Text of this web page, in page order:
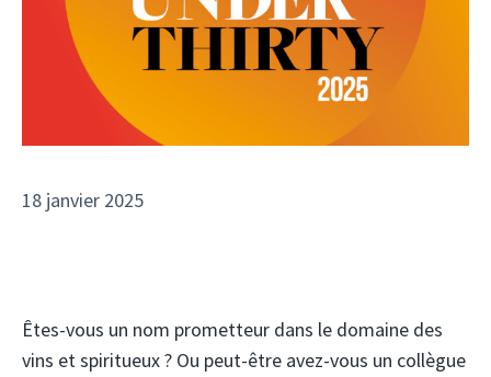
18 janvier 2025
Êtes-vous un nom prometteur dans le domaine des
vins et spiritueux ? Ou peut-être avez-vous un collègue